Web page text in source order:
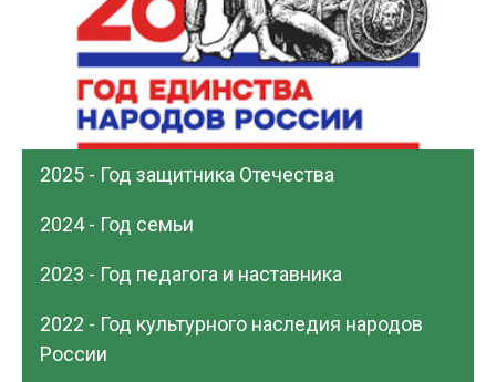
2025 - Год защитника Отечества
2024 - Год семьи
2023 - Год педагога и наставника
2022 - Год культурного наследия народов
России